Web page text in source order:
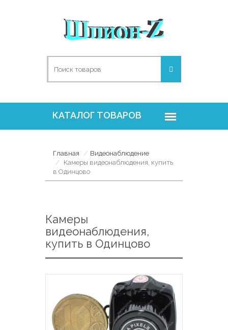
Главная
Видеонаблюдение
Камеры видеонаблюдения, купить
в Одинцово
Камеры
видеонаблюдения,
купить в Одинцово